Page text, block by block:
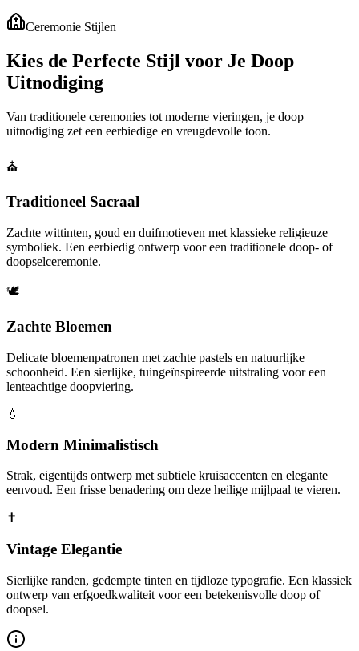
Ceremonie Stijlen
Kies de Perfecte Stijl voor Je Doop
Uitnodiging
Van traditionele ceremonies tot moderne vieringen, je doop
uitnodiging zet een eerbiedige en vreugdevolle toon.
⛪
Traditioneel Sacraal
Zachte wittinten, goud en duifmotieven met klassieke religieuze
symboliek. Een eerbiedig ontwerp voor een traditionele doop- of
doopselceremonie.
🕊️
Zachte Bloemen
Delicate bloemenpatronen met zachte pastels en natuurlijke
schoonheid. Een sierlijke, tuingeïnspireerde uitstraling voor een
lenteachtige doopviering.
💧
Modern Minimalistisch
Strak, eigentijds ontwerp met subtiele kruisaccenten en elegante
eenvoud. Een frisse benadering om deze heilige mijlpaal te vieren.
✝️
Vintage Elegantie
Sierlijke randen, gedempte tinten en tijdloze typografie. Een klassiek
ontwerp van erfgoedkwaliteit voor een betekenisvolle doop of
doopsel.